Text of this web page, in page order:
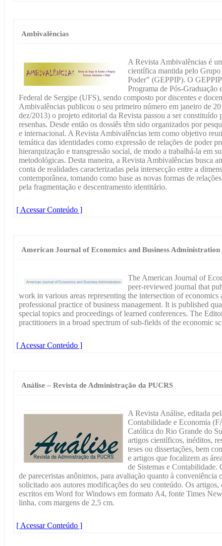
Ambivalências
A Revista Ambivalências é
científica mantida pelo Grupo
Poder” (GEPPIP). O
Programa de Pós-
Federal de Sergipe (UFS), sendo composto por discentes e
Ambivalências publicou o seu primeiro número em janeiro de
dez/2013) o projeto editorial da Revista passou a ser constituído
resenhas. Desde então os dossiês têm sido organizados por
e internacional. A Revista Ambivalências tem como objetivo
temática das identidades como expressão de relações de poder
hierarquização e transgressão social, de modo a trabalhá-la em
metodológicas. Desta maneira, a Revista Ambivalências busca
conta de realidades caracterizadas pela intersecção entre a
contemporânea, tomando como base as novas formas de
pela fragmentação e descentramento identitário.
[ Acessar Conteúdo ]
American Journal of Economics and Business Administration
The American Journal of
peer-reviewed journal that
work in various areas representing the intersection of
professional practice of business management. It is published
special topics and proceedings of learned conferences. The
practitioners in a broad spectrum of sub-fields of the economic
[ Acessar Conteúdo ]
Análise – Revista de Administração da PUCRS
A Revista Análise, editada
Contabilidade e Economia
Católica do Rio Grande do
artigos científicos, inéditos,
teses ou dissertações, bem
e artigos que focalizem as
de Sistemas e Contabilidade.
de pareceristas anônimos, para avaliação quanto à conveniência
solicitado aos autores modificações do seu conteúdo. Os
escritos em Word for Windows em formato A4, fonte Times
linha, com margens de 2,5 cm.
[ Acessar Conteúdo ]